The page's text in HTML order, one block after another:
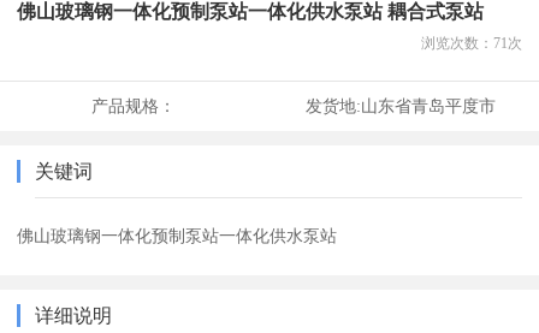
佛山玻璃钢一体化预制泵站一体化供水泵站 耦合式泵站
浏览次数： 71次
产品规格： 发货地:山东省青岛平度市
关键词
佛山玻璃钢一体化预制泵站一体化供水泵站
详细说明